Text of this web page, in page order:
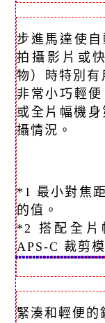
步進馬達使
拍攝影片或
物）時特別有
非常小巧輕
或全片幅機
攝情況。
*1 最小對焦
的值。
*2 搭配全片
APS-C 裁剪
緊湊和輕便的